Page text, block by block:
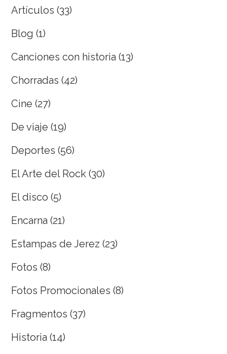
Artículos (33)
Blog (1)
Canciones con historia (13)
Chorradas (42)
Cine (27)
De viaje (19)
Deportes (56)
El Arte del Rock (30)
El disco (5)
Encarna (21)
Estampas de Jerez (23)
Fotos (8)
Fotos Promocionales (8)
Fragmentos (37)
Historia (14)